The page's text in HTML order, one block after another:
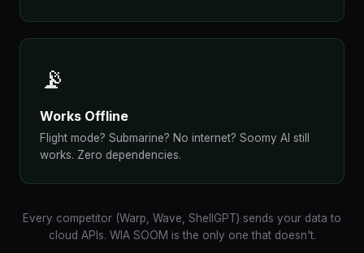
📡
Works Offline
Flight mode? Submarine? No internet? Soomy AI still
works. Zero dependencies.
Every competitor (Warp, Wave, ShellGPT) sends your data to
cloud APIs. WIA SOOM is the only one that doesn't.